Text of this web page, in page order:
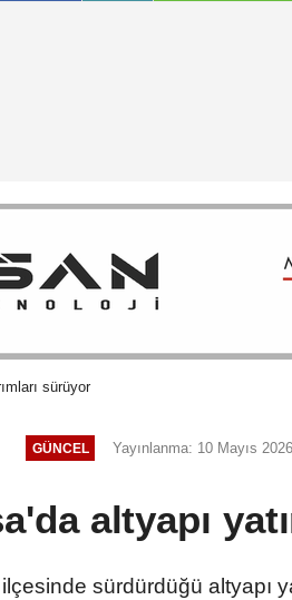
sürüyor
GÜNCEL Yayınlanma: 10 Mayıs
altyapı
sürdürdüğü altyapı